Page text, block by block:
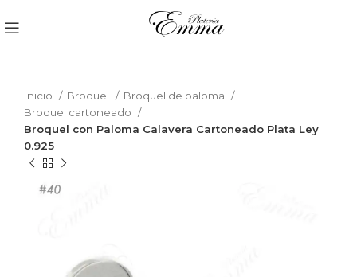
Inicio Broquel
Broquel de paloma
Broquel cartoneado
Broquel con Paloma Calavera Cartoneado Plata Ley
0.925